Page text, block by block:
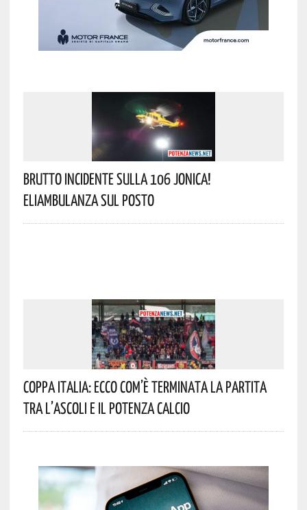
Brutto Incidente Sulla 106 Jonica!
Eliambulanza Sul Posto
Coppa Italia: Ecco Com’è Terminata La Partita
Tra L’Ascoli E Il Potenza Calcio